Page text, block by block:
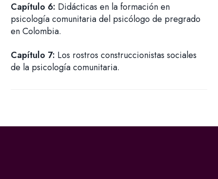
Capítulo 6: Didácticas en la formación en
psicología comunitaria del psicólogo de pregrado
en Colombia.
Capítulo 7: Los rostros construccionistas sociales
de la psicología comunitaria.